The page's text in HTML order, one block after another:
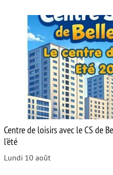
Centre de loisirs avec le CS de
l’été
Lundi 10 août